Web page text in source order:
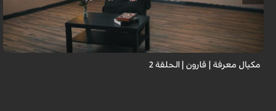
مكيال معرفة | قارون | الحلقة 2